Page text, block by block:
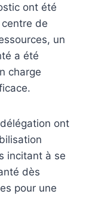
ont été
de
un
a été
charge
ont
incitant à se
dès
pour une